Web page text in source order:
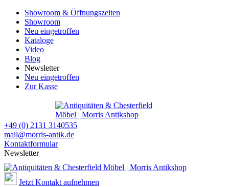
Showroom & Öffnungszeiten
Showroom
Neu eingetroffen
Kataloge
Video
Blog
Newsletter
Neu eingetroffen
Zur Kasse
+49 (0) 2131 3140535
mail@morris-antik.de
Kontaktformular
Newsletter
Jetzt Kontakt aufnehmen